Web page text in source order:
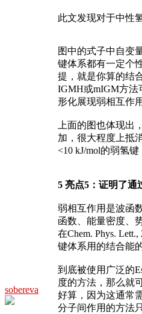
sobereva
此文发现对于中性
图中的式子中自变
键体系都有一定个
提，就是你算的结
IGMH或mIGM方法
形化展现弱相互作
上面的图也体现
加，很大程度上抵
<10 kJ/mol的弱氢
5 亮点5：证明了通
弱相互作用是波函
函数、能量密度、
在Chem. Phys.
键体系用的结合能
到底被使用广泛的
度的方法，那么就
好算，因为这通常
分子间作用的方法